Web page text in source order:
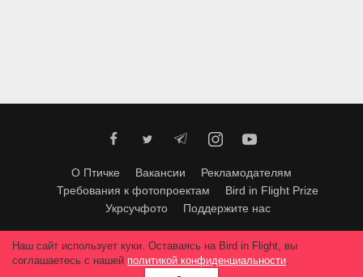
О Птичке Вакансии
Рекламодателям
Требования к фотопроектам
Bird in Flight Prize
Укрсучфото
Поддержите нас
Любое использование материалов допускается только с согласия
редакции.© 2026, Bird In Flight.
Все права защищены.
Наш сайт использует куки. Оставаясь на Bird in Flight, вы
соглашаетесь с нашей политикой конфиденциальности.